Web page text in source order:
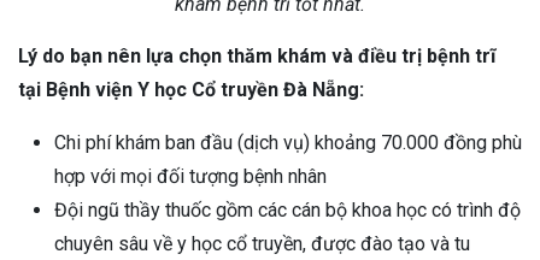
Lý do bạn nên lựa chọn thăm khám và điều trị bệnh trĩ
tại Bệnh viện Y học Cổ truyền Đà Nẵng:
Chi phí khám ban đầu (dịch vụ) khoảng 70.000 đồng phù
hợp với mọi đối tượng bệnh nhân
Đội ngũ thầy thuốc gồm các cán bộ khoa học có trình độ
chuyên sâu về y học cổ truyền, được đào tạo và tu